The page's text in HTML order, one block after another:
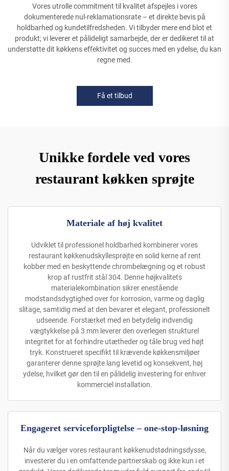
Vores utrolle commitment til kvalitet afspejles i vores
dokumenterede nul-reklamationsrate – et direkte bevis på
holdbarhed og kundetilfredsheden. Vi tilbyder mere end blot et
produkt; vi leverer et pålideligt samarbejde, der er dedikeret til at
understøtte dit køkkens effektivitet og succes med en ydelse, du kan
regne med.
Få et tilbud
Unikke fordele ved vores
restaurant køkken sprøjte
Materiale af høj kvalitet
Udviklet til professionel holdbarhed kombinerer vores
restaurant køkkenudskyllesprøjte en solid kerne af rent
kobber med en beskyttende chrombelægning og et robust
krop af rustfrit stål 304. Denne højkvalitets
materialekombination sikrer enestående
modstandsdygtighed over for korrosion, varme og daglig
slitage, samtidig med at den bevarer et elegant, professionelt
udseende. Forstærket med en betydelig indvendig
vægtykkelse på 3 mm leverer den overlegen strukturel
integritet for at forhindre utætheder og tåle brug ved højt
tryk. Konstrueret specifikt til krævende køkkensmiljøer
garanterer denne sprøjte lang levetid og konsekvent, høj
ydelse, hvilket gør den til en pålidelig investering for enhver
kommerciel installation.
Engageret serviceforpligtelse – one-stop-løsning
Når du vælger vores restaurant køkkenudstødningsdysse,
investerer du i en omfattende partnerskab og ikke kun i et